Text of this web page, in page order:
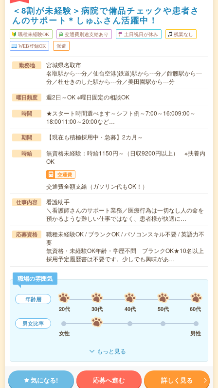
＜8割が未経験＞病院で備品チェックや患者さ
んのサポート＊しゅふさん活躍中！
職種未経験OK 交通費別途支給あり 土日祝日が休み 残業なし
WEB登録OK 派遣
勤務地
宮城県名取市
名取駅から---分／仙台空港(鉄道)駅から---分／館腰駅から---
分／杜せきのした駅から---分／美田園駅から---分
曜日頻度 週2日～OK ※曜日固定の相談OK
時間
★スタート時間選べます～シフト例～7:00～16:009:00～
18:0011:00～20:00など…
期間 【現在も積極採用中・急募】2カ月～
時給
無資格未経験：時給1150円～（日収9200円以上） ※扶養内
OK
交通費
交通費全額支給（ガソリン代もOK！）
仕事内容
看護助手
＼看護師さんのサポート業務／医療行為は一切なし人の命を
預かるような難しい仕事ではなく、患者様が快適に…
応募資格
職種未経験OK / ブランクOK / パソコンスキル不要 / 英語力不
要
無資格・未経験OK年齢・学歴不問 ブランクOK★10名以上
採用予定履歴書は不要です。少しでも興味があ…
職場の雰囲気
年齢層
20代
30代 40代 50代
60代
男女比率
女性
男性
もっと見る
気になる! 応募へ進む 詳しく見る